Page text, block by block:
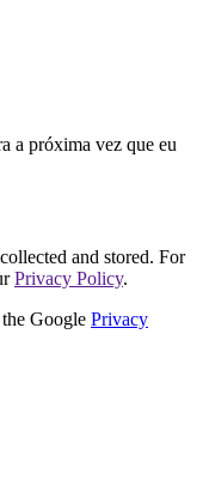
a próxima vez que eu
and stored. For
Privacy Policy.
Google Privacy